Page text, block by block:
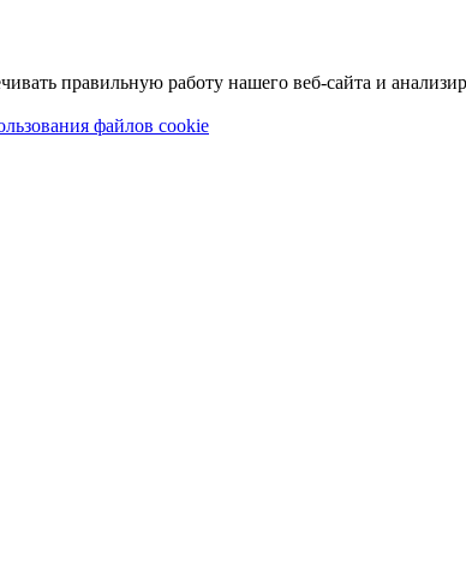
правильную работу нашего веб-сайта и
файлов cookie